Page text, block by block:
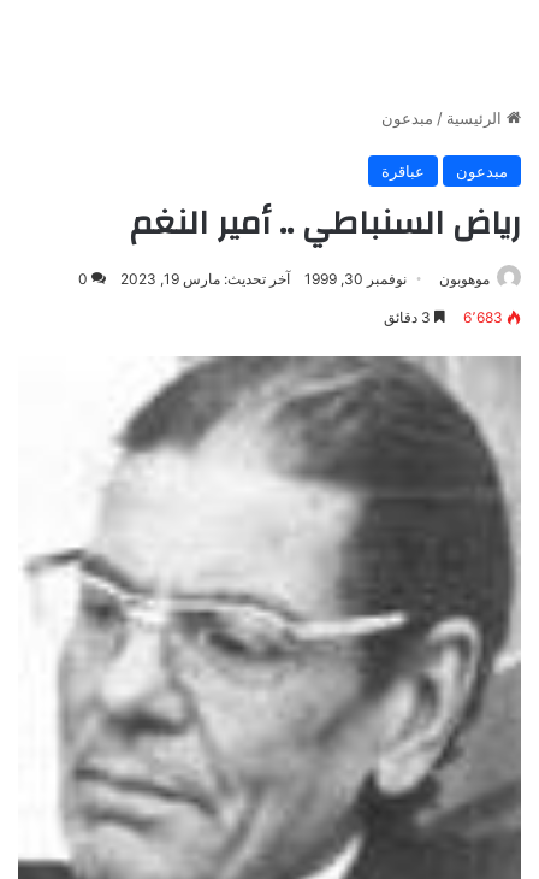
الرئيسية / مبدعون
مبدعون عباقرة
رياض السنباطي .. أمير النغم
موهوبون نوفمبر 30, 1999 آخر تحديث: مارس 19, 2023 0
6٬683